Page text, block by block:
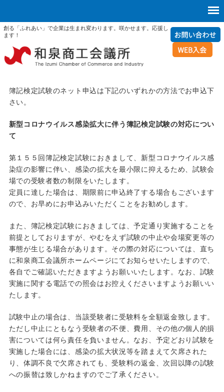
創る「ふれあい」で企業は生まれ変わります。咲かせます。応援し
ます！
簿記検定試験のネット申込は下記のいずれかの方法でお申込下
さい。
新型コロナウイルス感染拡大に伴う簿記検定試験の対応につい
て
第１５５回簿記検定試験におきまして、新型コロナウイルス感
染症の影響に伴い、感染の拡大を最小限に抑えるため、試験会
場での受験者数の制限をいたします。
定員に達した場合は、期限前に申込終了する場合もございます
ので、お早めにお申込みいただくことをお勧めします。
また、簿記検定試験におきましては、予定通り実施することを
前提としておりますが、やむをえず試験の中止や会場変更等の
事態が生じる場合があります。その際の対応については、直ち
に和泉商工会議所ホームページにてお知らせいたしますので、
各自でご確認いただきますようお願いいたします。なお、試験
実施に関する電話での照会はお控えくださいますようお願いい
たします。
試験中止の場合は、当該受験者に受験料を全額返金致します。
ただし中止にともなう受験者の不便、費用、その他の個人的損
害については何ら責任を負いません。なお、予定どおり試験を
実施した場合には、感染の拡大状況等を踏まえて欠席された
り、体調不良で欠席されても、受験料の返金、次回以降の試験
への振替は致しかねますのでご了承ください。